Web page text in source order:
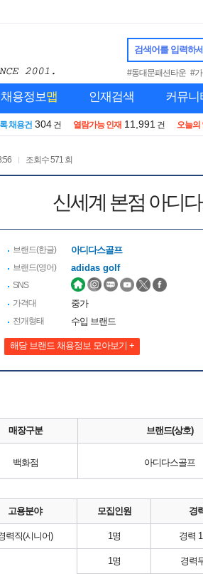
검색어를 입력하
#동대문패션타운 #
채용정보맵 인재검색 커뮤니
채용건 304 건 열람가능 인재 11,991 건 오늘의
조회수571 회
신세계 본점 아디
브랜드(한글) 아디다스골프
브랜드(영어) adidas golf
SNS
가격대
중가
전개형태 수입 브랜드
해당 브랜드 채용정보 모아보기 +
매장구분 브랜드(상호)
백화점 아디다스골프
고용분야 모집인원 경
력직(시니어) 1명 경력
1명 경력